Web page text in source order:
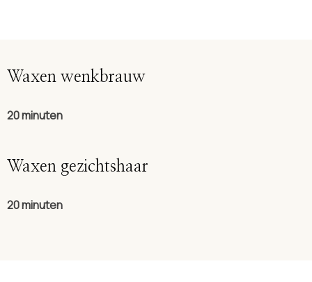
Waxen wenkbrauw
20 minuten
Waxen gezichtshaar
20minuten